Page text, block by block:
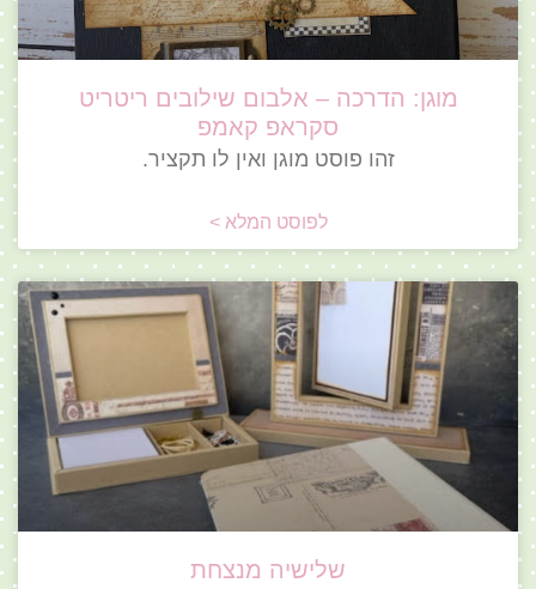
מוגן: הדרכה – אלבום שילובים ריטריט
סקראפ קאמפ
זהו פוסט מוגן ואין לו תקציר.
לפוסט המלא >
שלישיה מנצחת